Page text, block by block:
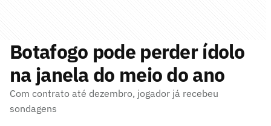
Botafogo pode perder ídolo
na janela do meio do ano
Com contrato até dezembro, jogador já recebeu
sondagens